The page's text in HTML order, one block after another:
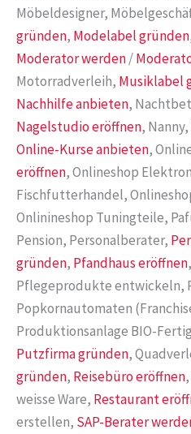
Möbeldesigner,
gründen, Modelabel gründen
Moderator werden/
Motorradverleih, Musiklabel
Nachhilfe anbieten,
Nagelstudio eröffnen,
Online-Kurse anbieten,
eröffnen, Onlineshop
Fischfutterhandel,
Onlinineshop Tuningteile,
Pension, Personalberater,
gründen, Pfandhaus eröffnen,
Pflegeprodukte entwickeln,
Popkornautomaten
Produktionsanlage BIO-
Putzfirma gründen,
gründen, Reisebüro eröffnen
weisse Ware, Restaurant
erstellen, SAP-Berater